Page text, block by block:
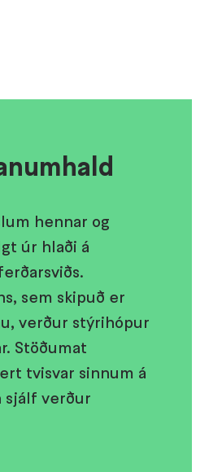
hennar og
úr hlaði á
sem skipuð er
verður stýrihópur
Stöðumat
tvisvar sinnum á
sjálf verður